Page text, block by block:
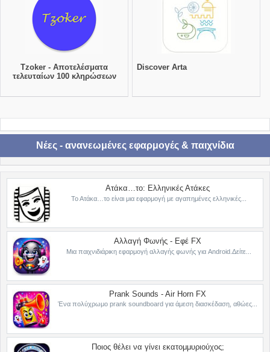
Tzoker - Αποτελέσματα
τελευταίων 100 κληρώσεων
Discover Arta
Νέες - ανανεωμένες εφαρμογές & παιχνίδια
Ατάκα…το: Ελληνικές Ατάκες
Το Ατάκα…το είναι μια εφαρμογή με αγαπημένες ελληνικές...
Αλλαγή Φωνής - Εφέ FX
Μια παιχνιδιάρικη εφαρμογή αλλαγής φωνής για Android.Δείτε...
Prank Sounds - Air Horn FX
Ένα πολύχρωμο prank soundboard για άμεση διασκέδαση, αθώες...
Ποιος θέλει να γίνει εκατομμυριούχος;